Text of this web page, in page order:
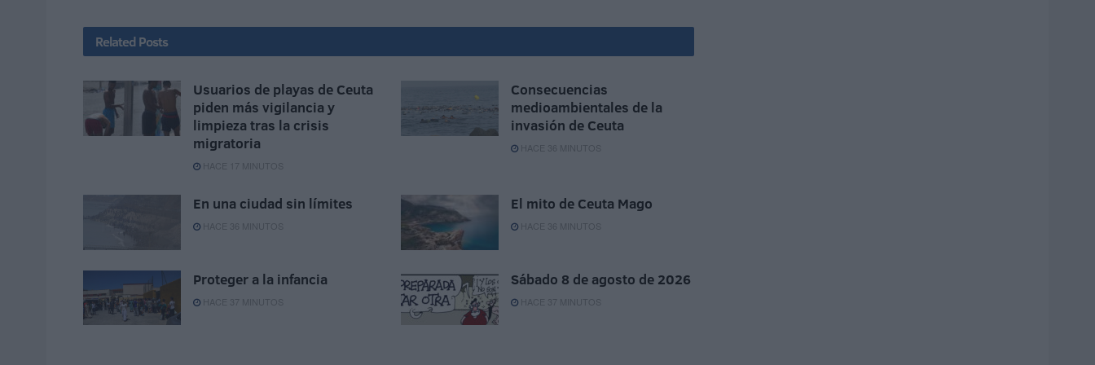
Related Posts
Usuarios de playas de Ceuta
piden más vigilancia y
limpieza tras la crisis
migratoria
HACE 17 MINUTOS
Consecuencias
medioambientales de la
invasión de Ceuta
HACE 36 MINUTOS
En una ciudad sin límites
HACE 36 MINUTOS
El mito de Ceuta Mago
HACE 36 MINUTOS
Proteger a la infancia
HACE 37 MINUTOS
Sábado 8 de agosto de 2026
HACE 37 MINUTOS